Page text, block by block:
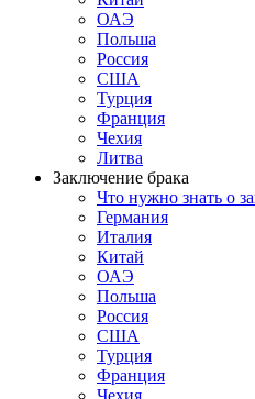
ОАЭ
Польша
Россия
США
Турция
Франция
Чехия
Литва
Заключение брака
Что нужно знать о
Германия
Италия
Китай
ОАЭ
Польша
Россия
США
Турция
Франция
Чехия